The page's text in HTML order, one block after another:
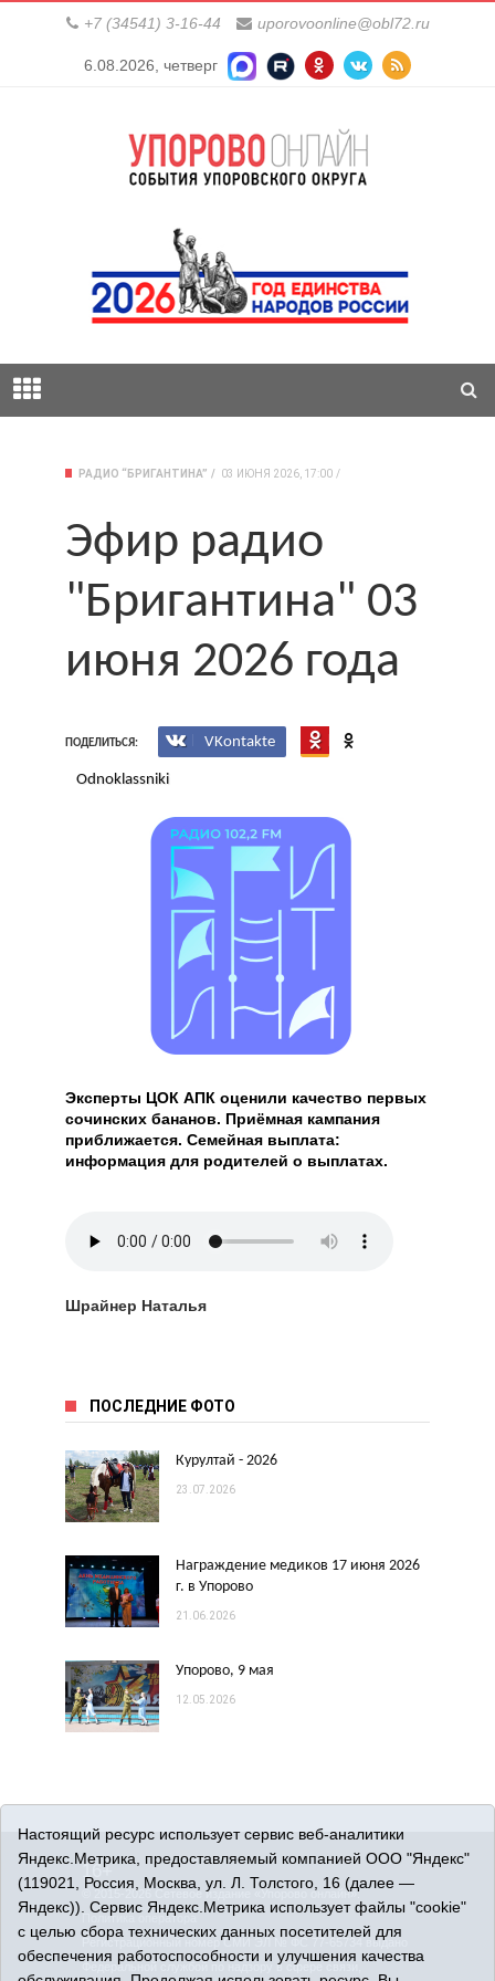
+7 (34541) 3-16-44 uporovoonline@obl72.ru
6.08.2026, четверг
РАДИО “БРИГАНТИНА” 03 ИЮНЯ 2026, 17:00
Эфир радио
"Бригантина" 03
июня 2026 года
ПОДЕЛИТЬСЯ: VKontakte
Odnoklassniki
Эксперты ЦОК АПК оценили качество первых
сочинских бананов. Приёмная кампания
приближается. Семейная выплата:
информация для родителей о выплатах.
Шрайнер Наталья
ПОСЛЕДНИЕ ФОТО
Курултай - 2026
23.07.2026
Награждение медиков 17 июня 2026
г. в Упорово
21.06.2026
Упорово, 9 мая
12.05.2026
16+
© 2015-2026 Сетевое издание «Упорово онлайн».
Политика оператора
Регистрационный номер СМИ ЭЛ № ФС 77-65734 выдано
Федеральной службой по надзору в сфере связи,
Настоящий ресурс использует сервис веб-аналитики
Яндекс.Метрика, предоставляемый компанией ООО "Яндекс"
(119021, Россия, Москва, ул. Л. Толстого, 16 (далее —
Яндекс)). Сервис Яндекс.Метрика использует файлы "cookie"
с целью сбора технических данных посетителей для
обеспечения работоспособности и улучшения качества